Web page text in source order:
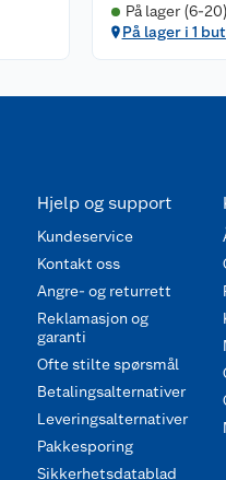
På lager (6-20)
På lager i 1
Hjelp og support
Kundeservice
Kontakt oss
Angre- og returrett
Reklamasjon og
garanti
Ofte stilte spørsmål
Betalingsalternativer
Leveringsalternativer
Pakkesporing
Sikkerhetsdatablad